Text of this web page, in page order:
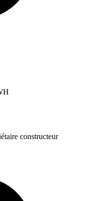
constructeur